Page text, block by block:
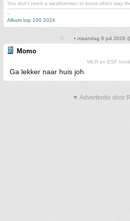
You don't need a weatherman to know which way
--
Album top 100 2024
• maandag 6 juli 2026
Momo
WLR en ESF
Ga lekker naar huis joh
▼ Advertentie door